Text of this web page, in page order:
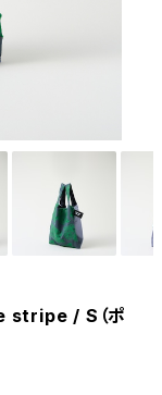
/ S（ポ